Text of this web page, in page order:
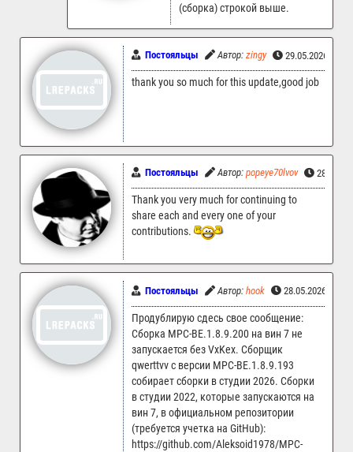
(сборка) строкой выше.
Постояльцы Автор: zingy 29.05.2026
thank you so much for this update,good job
Постояльцы Автор: popeye70lvov
Thank you very much for continuing to
share each and every one of your
contributions.
Постояльцы Автор: hook 28.05.2026
Продублирую сдесь свое сообщение:
Сборка MPC-BE.1.8.9.200 на вин 7 не
запускается без VxKex. Сборщик
qwerttvv с версии MPC-BE.1.8.9.193
собирает сборки в студии 2026. Сборки
в студии 2022, которые запускаются на
вин 7, в официальном репозитории
(требуется учетка на GitHub):
https://github.com/Aleksoid1978/MPC-